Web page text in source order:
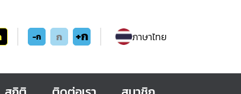
-ก ก +ก ภาษาไทย